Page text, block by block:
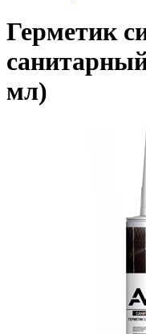
Герметик
мл)